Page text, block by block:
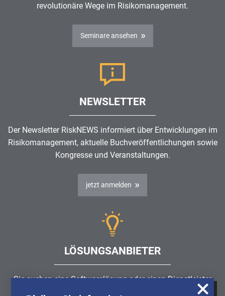
revolutionäre Wege im Risikomanagement.
Seminare ansehen
NEWSLETTER
Der Newsletter RiskNEWS informiert über Entwicklungen im
Risikomanagement, aktuelle Buchveröffentlichungen sowie
Kongresse und Veranstaltungen.
jetzt anmelden
LÖSUNGSANBIETER
Sie suchen eine Softwarelösung oder einen Dienstleister
, IKS oder